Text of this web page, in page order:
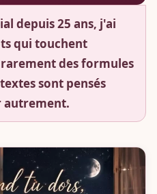
depuis 25 ans, j'ai
qui touchent
des formules
sont pensés
autrement.